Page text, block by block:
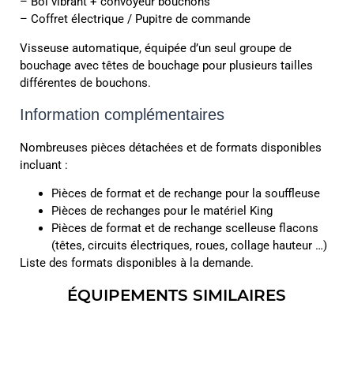
– Coffret électrique / Pupitre de commande
Visseuse automatique, équipée d’un seul groupe de
bouchage avec têtes de bouchage pour plusieurs tailles
différentes de bouchons.
Information complémentaires
Nombreuses pièces détachées et de formats disponibles
incluant :
Pièces de format et de rechange pour la souffleuse
Pièces de rechanges pour le matériel King
Pièces de format et de rechange scelleuse flacons
(têtes, circuits électriques, roues, collage hauteur …)
Liste des formats disponibles à la demande.
ÉQUIPEMENTS SIMILAIRES